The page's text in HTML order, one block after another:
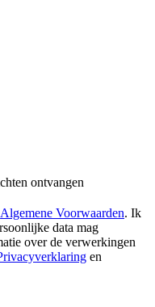
ontvangen
Algemene Voorwaarden. Ik
data mag
over de verwerkingen
en